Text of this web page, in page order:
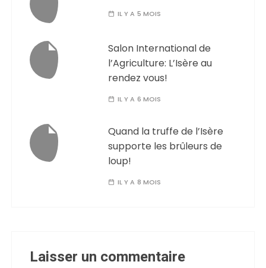
IL Y A 5 MOIS
Salon International de
l’Agriculture: L’Isère au
rendez vous!
IL Y A 6 MOIS
Quand la truffe de l’Isère
supporte les brûleurs de
loup!
IL Y A 8 MOIS
Laisser un commentaire